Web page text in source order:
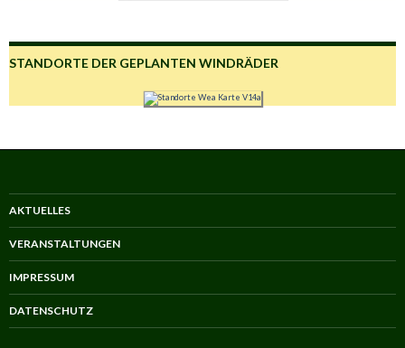
STANDORTE DER GEPLANTEN WINDRÄDER
AKTUELLES
VERANSTALTUNGEN
IMPRESSUM
DATENSCHUTZ